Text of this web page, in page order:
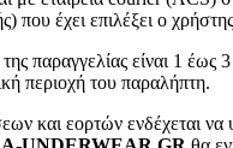
που έχει επιλέξει ο
παραγγελίας είναι 1 έως
περιοχή του παραλήπτη.
και εορτών ενδέχεται να